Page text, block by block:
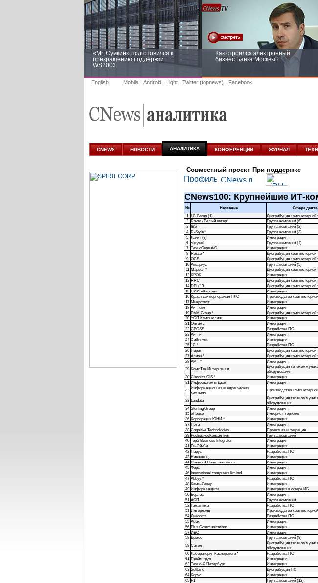
«Mr. Сумкин» подготовился к
прекращению поддержки
WS2003
Как строился электронный
бизнес Банка Москвы?
аналитике
English Mobile Android Light Twitter (topnews) Facebook
CNEWS НОВОСТИ АНАЛИТИКА КОНФЕРЕНЦИИ ЖУРНАЛ
Совместный проект При поддержке
CNews100: Крупнейшие ИТ-
№ Название Сфера
1 LC Group (1) Дистрибуция компьютерной
2 Rover / Белый ветер* Группа компаний (6)
3 IBS Группа компаний (2)
4 R-Style * Группа компаний (3)
5 Ланит (8) Интеграция
6 Verysell Группа компаний (4)
7 ТехноСерв А/С Интеграция
8 Rosco * Дистрибуция компьютерной
9 OCS Дистрибуция компьютерной
10 Аквариус Группа компаний (5)
11 Марвел * Дистрибуция компьютерной
12 КРОК Интеграция
13 RRC Дистрибуция компьютерной
14 DPI (13) Дистрибуция компьютерной
15 НИИ «Восход» Интеграция
16 Крафтвэй корпорэйшн ПЛС Производство
17 Микротест Интеграция
18 Ай-Теко Интеграция
19 DVM Group * Дистрибуция компьютерной
20 УСП Компьюлинк Интеграция
21 Оптима Интеграция
22 CBOSS Разработка ПО
23 Ай-Ти Интеграция
24 Сибинтек Интеграция
25 1С * Разработка ПО
26 Пирит Дистрибуция компьютерной
27 Алион * Дистрибуция компьютерной
28 AMT * Интеграция
29 КомпТек Интернэшнл
Дистрибуция
оборудования
30 Classics CIS * Интеграция
31 Инфосистемы Джет Интеграция
32 Информационная внедренческая
компания
Производство
33 Landata
Дистрибуция
оборудования
34 Sterling Group Интеграция
35 eHouse Интернет-торговля
36 Корпорация ЮНИ * Интеграция
37 Нэта Интеграция
38 Cognitive Technologies Проектная интеграция
39 РосБизнесКонсалтинг Группа компаний
40 TopS Business Integrator Интеграция
41 Би-Эй-Си Интеграция
42 Парус Разработка ПО
43 Ниеншанц Интеграция
44 Diamond Communications Интеграция
45 Форс Интеграция
46 International computers limited Интеграция
47 Abbyy * Разработка ПО
48 Ками-Север Интеграция
49 Информзащита Интеграция в сфере ИБ
50 Борлас Интеграция
51 АСП Группа компаний
52 Галактика Разработка ПО
53 Интерлэнд Производство
54 Диасофт Разработка ПО
55 Абак Интеграция
56 Plus Communications Интеграция
57 ИВС Интеграция
58 Демос Группа компаний (9)
59 Сател
Дистрибуция
оборудования
60 Лаборатория Касперского * Разработка ПО
61 Прайм груп Интеграция
62 Техно-С.Петербург Интеграция
63 SoftLine Дистрибуция ПО
64 Корус Интеграция
65 F1 Группа компаний (12)